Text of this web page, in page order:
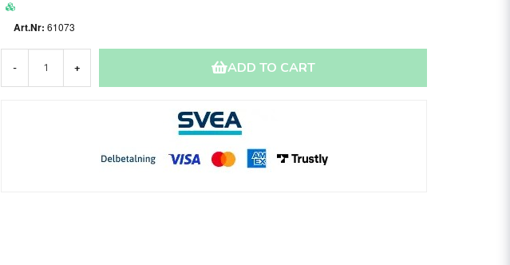
61073
- + ADD TO CART